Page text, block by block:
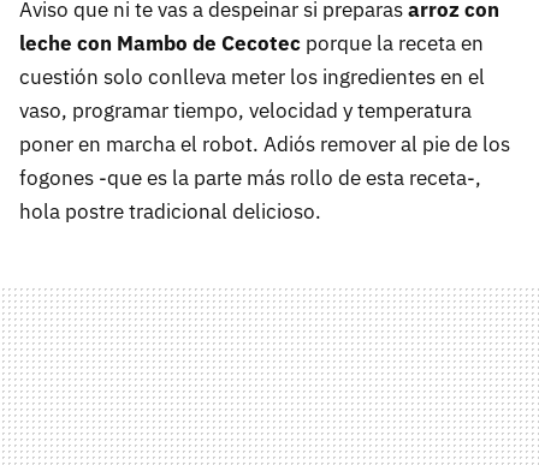
Aviso que ni te vas a despeinar si preparasarroz con
leche con Mambo de Cecotec porque la receta en
cuestión solo conlleva meter los ingredientes en el
vaso, programar tiempo, velocidad y temperatura
poner en marcha el robot. Adiós remover al pie de los
fogones -que es la parte más rollo de esta receta-,
hola postre tradicional delicioso.